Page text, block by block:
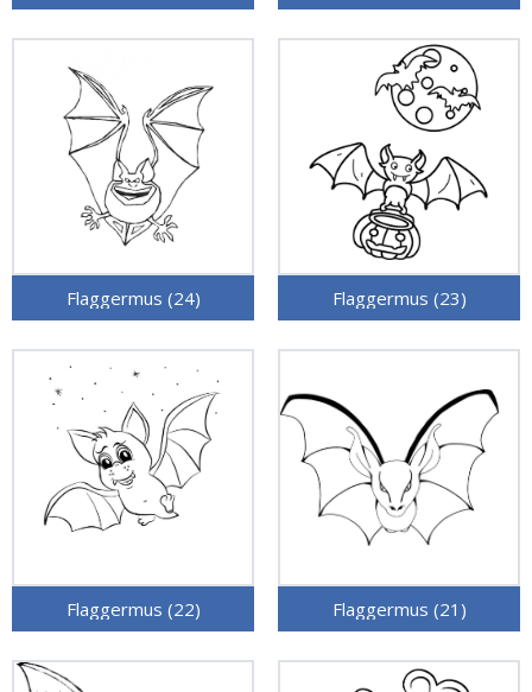
Flaggermus (24) Flaggermus (23)
Flaggermus (22) Flaggermus (21)